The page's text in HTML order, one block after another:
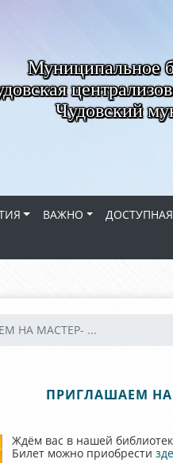
Муниципальное
Чудовский
ВАЖНО
НА МАСТЕР- ...
ПРИГЛАШАЕМ НА
Ждём вас в нашей
Билет можно приобрести